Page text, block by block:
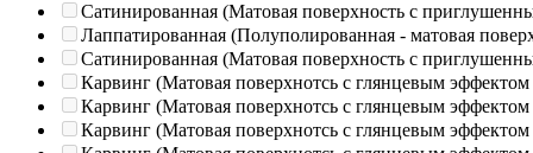
Сатинированная (Матовая поверхность с
Лаппатированная (Полуполированная - матовая
Сатинированная (Матовая поверхность с
Карвинг (Матовая поверхнотсь с глянцевым эффектом
Карвинг (Матовая поверхнотсь с глянцевым эффектом
Карвинг (Матовая поверхнотсь с глянцевым эффектом